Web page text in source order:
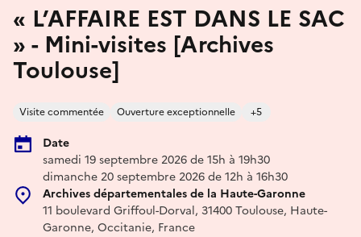
« L’AFFAIRE EST DANS LE SAC
» - Mini-visites [Archives
Toulouse]
Visite commentée Ouverture exceptionnelle +5
Date
samedi 19 septembre 2026 de 15h à 19h30
dimanche 20 septembre 2026 de 12h à 16h30
Archives départementales de la Haute-Garonne
11 boulevard Griffoul-Dorval, 31400 Toulouse, Haute-
Garonne, Occitanie, France